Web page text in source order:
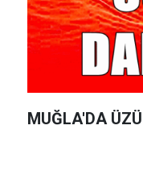
MUĞLA'DA